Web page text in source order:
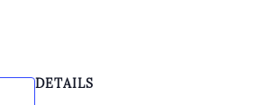
DETAILS